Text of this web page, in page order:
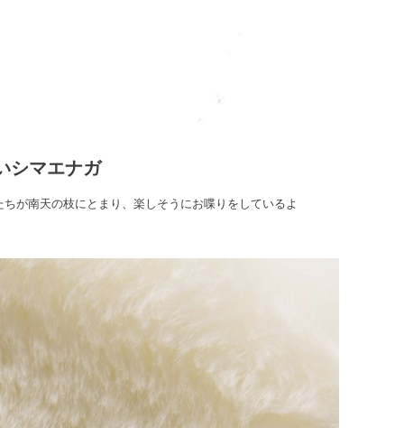
シマエナガ
が南天の枝にとまり、楽しそうにお喋りをしているよ